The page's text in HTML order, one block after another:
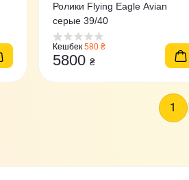
Ролики Flying Eagle Avian
серые 39/40
Кешбек 580 ₴
5800₴
1